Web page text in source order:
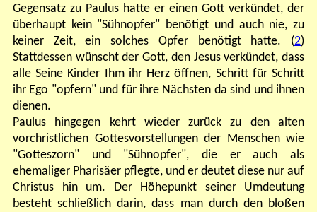
Gegensatz zu Paulus hatte er einen Gott verkündet, der
überhaupt kein "Sühnopfer" benötigt und auch nie, zu
keiner Zeit, ein solches Opfer benötigt hatte. (2)
Stattdessen wünscht der Gott, den Jesus verkündet, dass
alle Seine Kinder Ihm ihr Herz öffnen, Schritt für Schritt
ihr Ego "opfern" und für ihre Nächsten da sind und ihnen
dienen.
Paulus hingegen kehrt wieder zurück zu den alten
vorchristlichen Gottesvorstellungen der Menschen wie
"Gotteszorn" und "Sühnopfer", die er auch als
ehemaliger Pharisäer pflegte, und er deutet diese nur auf
Christus hin um. Der Höhepunkt seiner Umdeutung
besteht schließlich darin, dass man durch den bloßen